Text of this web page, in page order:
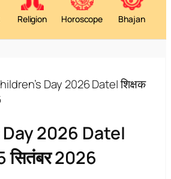
Religion Horoscope Bhajan
Day 2026 Date| शिक्षक
2026 Date|
सितंबर 2026